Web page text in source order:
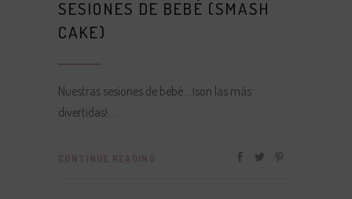
SESIONES DE BEBÉ (SMASH
CAKE)
Nuestras sesiones de bebé… ¡son las más
divertidas!
CONTINUE READING